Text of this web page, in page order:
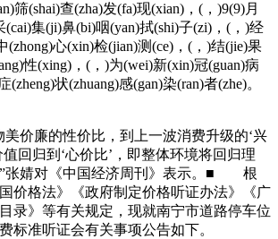
筛(shai)查(zha)发(fa)现(xian)，(，)9(9)月
(cai)集(ji)鼻(bi)咽(yan)拭(shi)子(zi)，(，)经
(zhong)心(xin)检(jian)测(ce)，(，)结(jie)果
性(xing)，(，)为(wei)新(xin)冠(guan)病
(zheng)状(zhuang)感(gan)染(ran)者(zhe)。
价廉的性价比，到上一波消费升级的‘兴
回归到‘心价比’，即整体环境将回归理
”张婧对《中国经济周刊》表示。■ 根
价格法》《政府制定价格听证办法》《广
录》等有关规定，现就南宁市道路停车位
标准听证会有关事项公告如下。